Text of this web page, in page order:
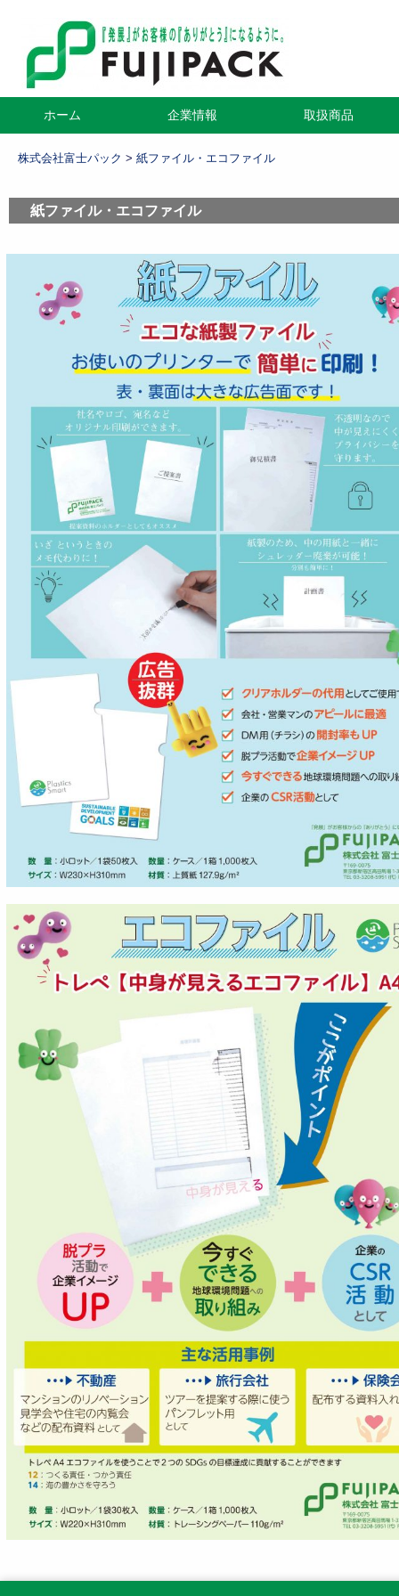
メインメニュー
ン
テ
ツ
へ
ホーム 企業情報 取扱商品
株式会社富士パック > 紙ファイル・エコファイル
紙ファイル・エコファイル